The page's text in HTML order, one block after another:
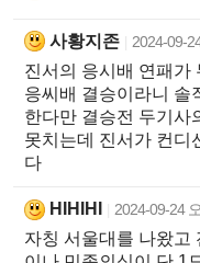
사황지존 2024-09-
진서의 응시배 연패가
응씨배 결승이라니 솔
한다만 결승전 두기사
못치는데 진서가 컨디
다
HIHIHI 2024-09-24
자칭 서울대를 나왔고